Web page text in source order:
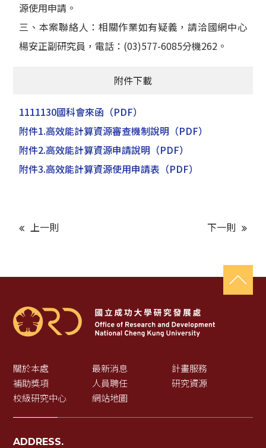
源使用申請。
三、本案聯絡人：相關作業如有疑義，請洽國網中心
楊安正副研究員，電話：(03)577-6085分機262。
附件下載
1111130國科會來函 （PDF）
附件1.高效能計算資源審查機制說明 （PDF）
附件2.高效能計算資源申請說明 （PDF）
附件3.高效能計算資源使用申請表 （PDF）
上一則 下一則
關於本處 最新消息
計畫服務
補助獎項
人員聘任
研究資源
校級研究中心
網站地圖
ADDRESS.